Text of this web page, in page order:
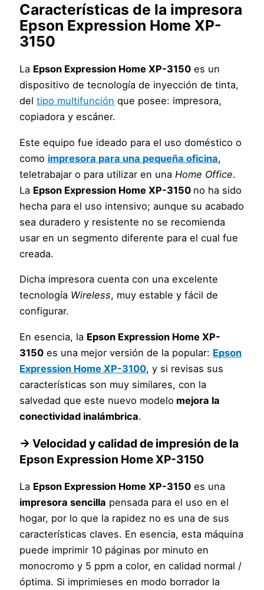
Características de la impresora
Epson Expression Home XP-
3150
La Epson Expression Home XP-3150 es un
dispositivo de tecnología de inyección de tinta,
deltipo multifunción que posee: impresora,
copiadora y escáner.
Este equipo fue ideado para el uso doméstico o
como impresora para una pequeña oficina,
teletrabajar o para utilizar en una Home Office.
La Epson Expression Home XP-3150 no ha sido
hecha para el uso intensivo; aunque su acabado
sea duradero y resistente no se recomienda
usar en un segmento diferente para el cual fue
creada.
Dicha impresora cuenta con una excelente
tecnología Wireless, muy estable y fácil de
configurar.
En esencia, la Epson Expression Home XP-
3150 es una mejor versión de la popular: Epson
Expression Home XP-3100, y si revisas sus
características son muy similares, con la
salvedad que este nuevo modelo mejora la
conectividad inalámbrica.
→ Velocidad y calidad de impresión de la
Epson Expression Home XP-3150
La Epson Expression Home XP-3150 es una
impresora sencilla pensada para el uso en el
hogar, por lo que la rapidez no es una de sus
características claves. En esencia, esta máquina
puede imprimir 10 páginas por minuto en
monocromo y 5 ppm a color, en calidad normal /
óptima. Si imprimieses en modo borrador la